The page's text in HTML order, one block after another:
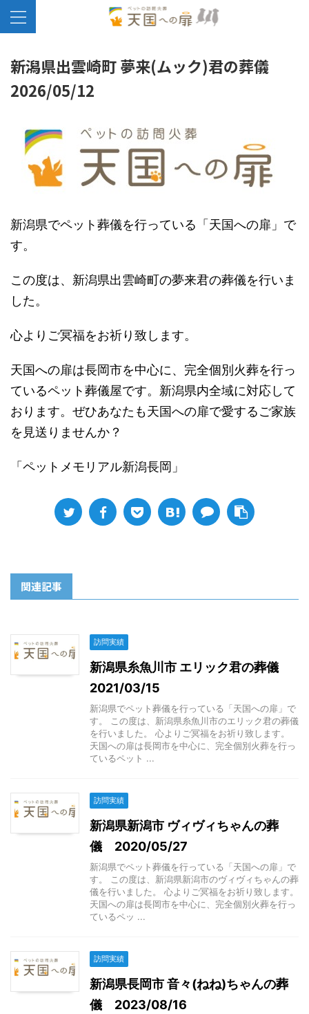
新潟県出雲崎町 夢来(ムック)君の葬儀
2026/05/12
新潟県でペット葬儀を行っている「天国への扉」で
す。
この度は、新潟県出雲崎町の夢来君の葬儀を行いま
した。
心よりご冥福をお祈り致します。
天国への扉は長岡市を中心に、完全個別火葬を行っ
ているペット葬儀屋です。新潟県内全域に対応して
おります。ぜひあなたも天国への扉で愛するご家族
を見送りませんか？
「ペットメモリアル新潟長岡」
関連記事
訪問実績
新潟県糸魚川市 エリック君の葬儀
2021/03/15
新潟県でペット葬儀を行っている「天国への扉」で
す。 この度は、新潟県糸魚川市のエリック君の葬儀
を行いました。 心よりご冥福をお祈り致します。
天国への扉は長岡市を中心に、完全個別火葬を行っ
ているペット ...
訪問実績
新潟県新潟市 ヴィヴィちゃんの葬
儀 2020/05/27
新潟県でペット葬儀を行っている「天国への扉」で
す。 この度は、新潟県新潟市のヴィヴィちゃんの葬
儀を行いました。 心よりご冥福をお祈り致します。
天国への扉は長岡市を中心に、完全個別火葬を行っ
ているペッ ...
訪問実績
新潟県長岡市 音々(ねね)ちゃんの葬
儀 2023/08/16